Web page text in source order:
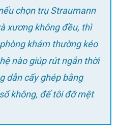
chọn trụ Straumann
xương không đều, thì
khám thường kéo
nào giúp rút ngắn thời
dẫn cấy ghép bằng
không, để tôi đỡ mệt